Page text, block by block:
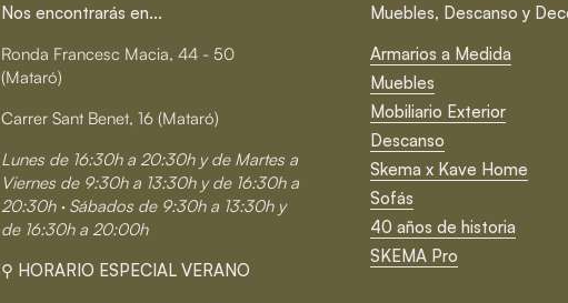
Nos encontrarás en...
Ronda Francesc Macia, 44 - 50
(Mataró)
Carrer Sant Benet, 16 (Mataró)
Lunes de 16:30h a 20:30h y de Martes a
Viernes de 9:30h a 13:30h y de 16:30h a
20:30h · Sábados de 9:30h a 13:30h y
de 16:30h a 20:00h
⚲ HORARIO ESPECIAL VERANO
Muebles, Descanso y
Armarios a Medida
Muebles
Mobiliario Exterior
Descanso
Skema x Kave Home
Sofás
40 años de historia
SKEMA Pro